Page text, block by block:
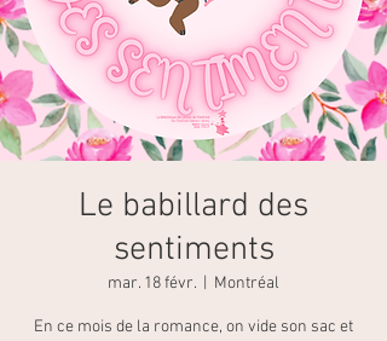
Le babillard des
sentiments
mar. 18 févr. Montréal
En ce mois de la romance, on vide son sac et